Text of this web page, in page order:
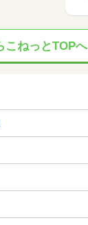
こねっとTOPへ